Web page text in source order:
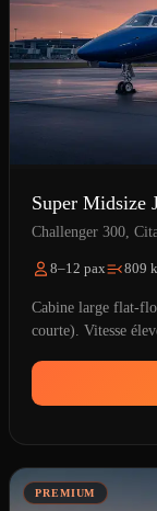
Super Midsize
Challenger 300,
8–12 pax 809
Cabine large flat-
courte). Vitesse
PREMIUM